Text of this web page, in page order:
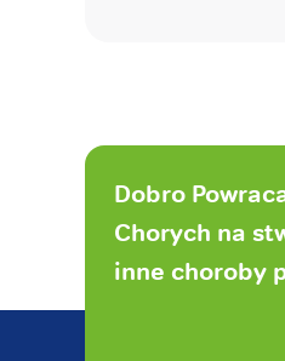
Dobro
Chorych na
inne choroby